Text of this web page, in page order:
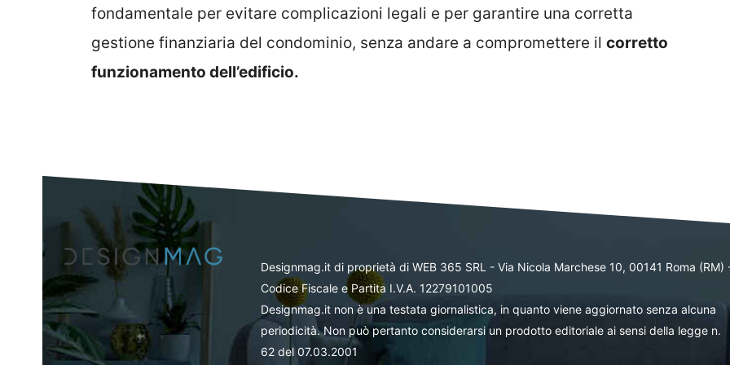
fondamentale per evitare complicazioni legali e per garantire una corretta
gestione finanziaria del condominio, senza andare a compromettere il corretto
funzionamento dell’edificio.
Designmag.it di proprietà di WEB 365 SRL - Via Nicola Marchese 10, 00141 Roma (RM)
Codice Fiscale e Partita I.V.A. 12279101005
Designmag.it non è una testata giornalistica, in quanto viene aggiornato senza alcuna
periodicità. Non può pertanto considerarsi un prodotto editoriale ai sensi della legge n.
62 del 07.03.2001